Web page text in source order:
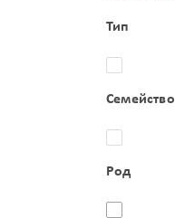
Тип
Семейство
Род